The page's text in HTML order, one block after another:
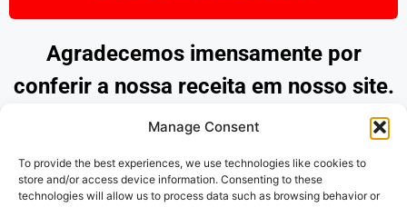
Manage Consent
To provide the best experiences, we use technologies like cookies to
store and/or access device information. Consenting to these
technologies will allow us to process data such as browsing behavior or
Agradecemos imensamente por
conferir a nossa receita em nosso site.
Esperamos que tenha encontrado
pratos deliciosos. Continue explorando